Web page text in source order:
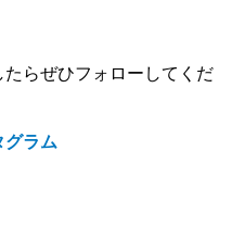
らぜひフォローしてくだ
ラム